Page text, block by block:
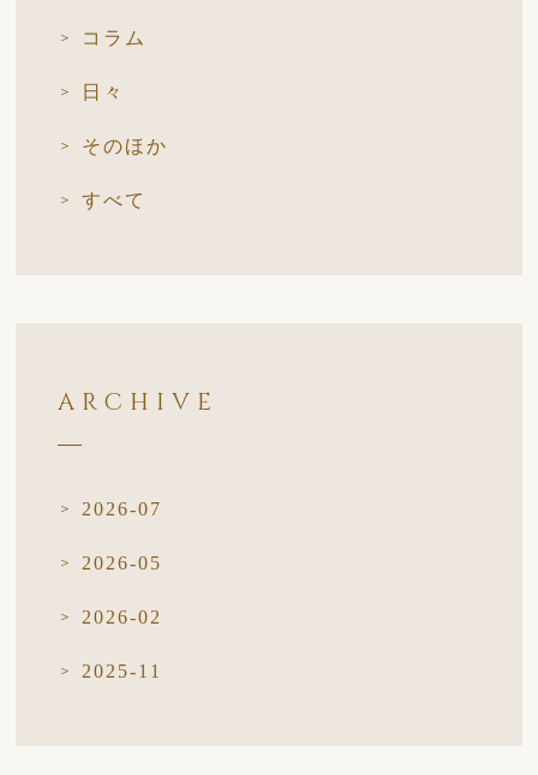
コラム
日々
そのほか
すべて
ARCHIVE
2026-07
2026-05
2026-02
2025-11